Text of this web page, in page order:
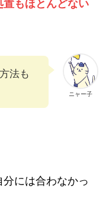
もほとんどない
ニャー子
法も
には合わなかっ